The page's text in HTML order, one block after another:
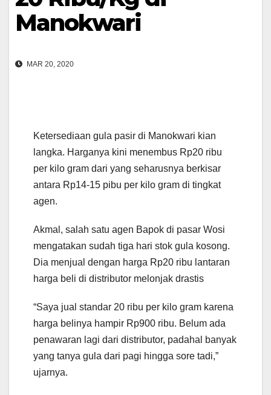
Manokwari
MAR 20, 2020
Ketersediaan gula pasir di Manokwari kian
langka. Harganya kini menembus Rp20 ribu
per kilo gram dari yang seharusnya berkisar
antara Rp14-15 pibu per kilo gram di tingkat
agen.
Akmal, salah satu agen Bapok di pasar Wosi
mengatakan sudah tiga hari stok gula kosong.
Dia menjual dengan harga Rp20 ribu lantaran
harga beli di distributor melonjak drastis
“Saya jual standar 20 ribu per kilo gram karena
harga belinya hampir Rp900 ribu. Belum ada
penawaran lagi dari distributor, padahal banyak
yang tanya gula dari pagi hingga sore tadi,”
ujarnya.